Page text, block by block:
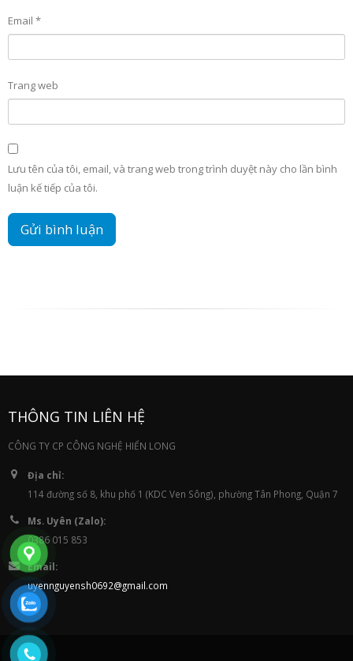
Email *
Trang web
Lưu tên của tôi, email, và trang web trong trình duyệt này cho lần bình
luận kế tiếp của tôi.
THÔNG TIN LIÊN HỆ
CÔNG TY CP CÔNG NGHỆ HIỂN LONG
Địa chỉ:
114 đường số 8, khu phố 1 (KDC Ven Sông), phường Tân Phong, Quận 7
Ms. Uyên (Zalo):
0386 015 853
Email:
uyennguyensh0692@gmail.com